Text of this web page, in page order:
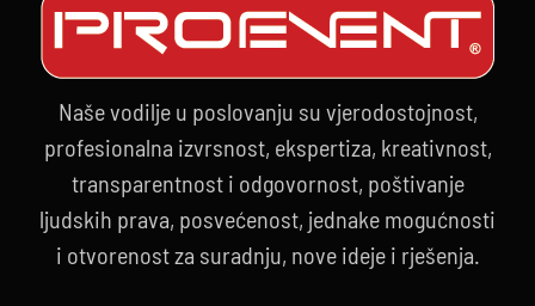
Naše vodilje u poslovanju su vjerodostojnost,
profesionalna izvrsnost, ekspertiza, kreativnost,
transparentnost i odgovornost, poštivanje
ljudskih prava, posvećenost, jednake mogućnosti
i otvorenost za suradnju, nove ideje i rješenja.